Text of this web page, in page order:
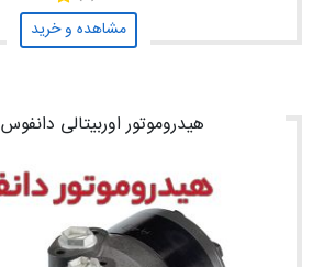
مشاهده و خرید
هیدروموتور اوربیتالی دانفوس OMH